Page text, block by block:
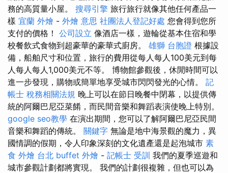
務的高質量小屋。 搜尋引擎 旅行旅行就像其他任何產品一
樣 宜蘭 外燴 - 外燴 意思 社團法人登記好處 您會得到您所
支付的價格！ 公司設立 像酒店一樣，遊輪從基本住宿和學
校餐飲式食物到超豪華的豪華式廚房。 雄獅 台胞證 根據設
備，船舶尺寸和位置，旅行的費用從每人每人100美元到每
人每人每人1,000美元不等。 博物館參觀後，休閒時間可以
進一步發現，購物或簡單地享受城市閃閃發光的心情。 記
帳士 稅務相關法規 晚上可以在節日晚餐中閉幕，以提供傳
統的阿爾巴尼亞菜餚，而民間音樂和舞蹈表演使晚上特別。
google seo教學 在演出期間，您可以了解阿爾巴尼亞民間
音樂和舞蹈的傳統。 關鍵字 無論是地中海景觀的魔力，異
國情調的假期，令人印象深刻的文化遺產還是起泡城市 素
食 外燴 台北 buffet 外燴 - 記帳士 受訓 我們的夏季巡遊和
城市參觀計劃都將實現。 我們的計劃很複雜，但也可以為